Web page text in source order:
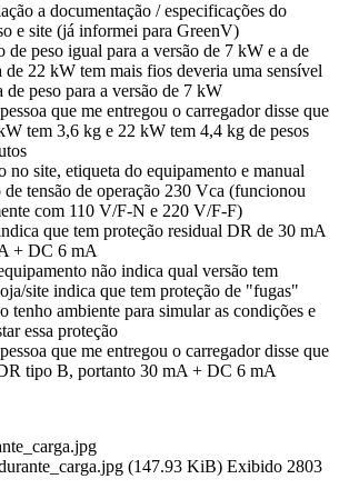
a documentação / especificações do
e site (já informei para GreenV)
de peso igual para a versão de 7 kW e a de
de 22 kW tem mais fios deveria uma sensível
de peso para a versão de 7 kW
que me entregou o carregador disse que
tem 3,6 kg e 22 kW tem 4,4 kg de pesos
no site, etiqueta do equipamento e manual
de tensão de operação 230 Vca (funcionou
com 110 V/F-N e 220 V/F-F)
que tem proteção residual DR de 30 mA
+ DC 6 mA
não indica qual versão tem
site indica que tem proteção de "fugas"
tenho ambiente para simular as condições e
essa proteção
que me entregou o carregador disse que
tipo B, portanto 30 mA + DC 6 mA
(147.93 KiB) Exibido 2803